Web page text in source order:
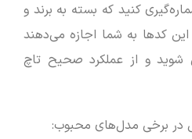
کنید که بسته به برند و
کدها به شما اجازه می‌دهند
و از عملکرد صحیح تاچ
برخی مدل‌های محبوب: